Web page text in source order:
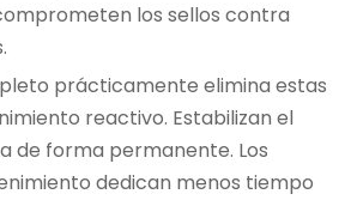
los sellos contra
prácticamente elimina estas
reactivo. Estabilizan el
de forma permanente. Los
dedican menos tiempo